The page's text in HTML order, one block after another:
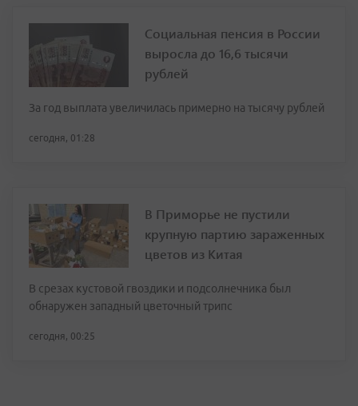
Социальная пенсия в России
выросла до 16,6 тысячи
рублей
За год выплата увеличилась примерно на тысячу рублей
сегодня, 01:28
В Приморье не пустили
крупную партию зараженных
цветов из Китая
В срезах кустовой гвоздики и подсолнечника был
обнаружен западный цветочный трипс
сегодня, 00:25